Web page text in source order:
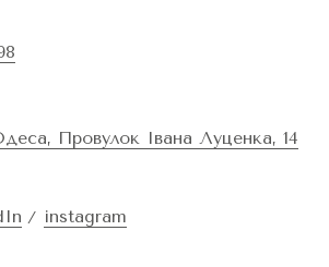
Провулок Івана Луценка, 14
instagram